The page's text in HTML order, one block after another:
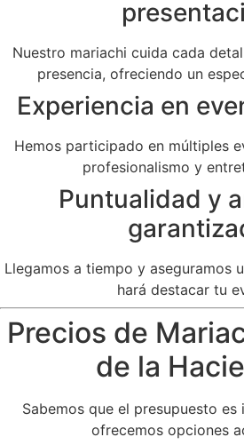
Nuestro mariachi cuida cada
presencia, ofreciendo un
Experiencia en
Hemos participado en múltiples
profesionalismo y
Puntualidad y
Llegamos a tiempo y aseguramos
hará destacar tu
Precios de
de la
Sabemos que el presupuesto
ofrecemos opciones